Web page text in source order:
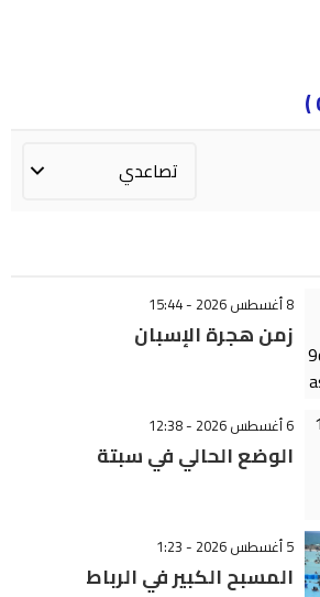
8 أغسطس 2026 - 15:44
زمن هجرة الإسبان
6 أغسطس 2026 - 12:38
الوضع الحالي في سبتة
5 أغسطس 2026 - 1:23
المسبح الكبير في الرباط